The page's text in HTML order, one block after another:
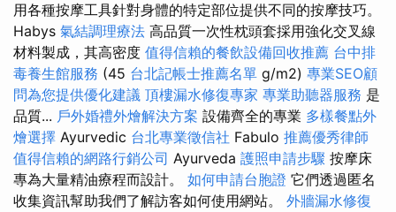
用各種按摩工具針對身體的特定部位提供不同的按摩技巧。
Habys 氣結調理療法 高品質一次性枕頭套採用強化交叉線
材料製成，其高密度 值得信賴的餐飲設備回收推薦 台中排
毒養生館服務 (45 台北記帳士推薦名單 g/m2) 專業SEO顧
問為您提供優化建議 頂樓漏水修復專家 專業助聽器服務 是
品質... 戶外婚禮外燴解決方案 設備齊全的專業 多樣餐點外
燴選擇 Ayurvedic 台北專業徵信社 Fabulo 推薦優秀律師
值得信賴的網路行銷公司 Ayurveda 護照申請步驟 按摩床
專為大量精油療程而設計。 如何申請台胞證 它們透過匿名
收集資訊幫助我們了解訪客如何使用網站。 外牆漏水修復